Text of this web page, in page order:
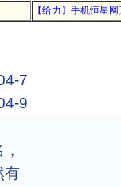
【给力】手机恒星
7
9
有